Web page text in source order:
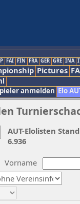
FAI FIN FRA GER GRE INA
Pictures
anmelden Elo
Vorname
AUT-Elolisten
6.936